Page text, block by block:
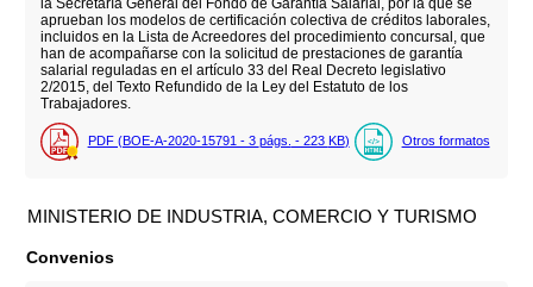
la Secretaría General del Fondo de Garantía Salarial, por la que se
aprueban los modelos de certificación colectiva de créditos laborales,
incluidos en la Lista de Acreedores del procedimiento concursal, que
han de acompañarse con la solicitud de prestaciones de garantía
salarial reguladas en el artículo 33 del Real Decreto legislativo
2/2015, del Texto Refundido de la Ley del Estatuto de los
Trabajadores.
PDF (BOE-A-2020-15791 - 3 págs. - 223 KB) Otros formatos
MINISTERIO DE INDUSTRIA, COMERCIO Y TURISMO
Convenios